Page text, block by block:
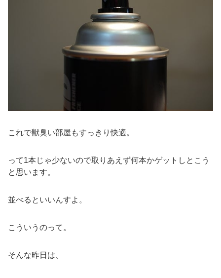
これで獣臭い部屋もすっきり快適。
って1本じゃ少ないので取りあえず何本かゲットしとこう
と思います。
並べるといいんすよ。
こういうのって。
そんな昨日は、